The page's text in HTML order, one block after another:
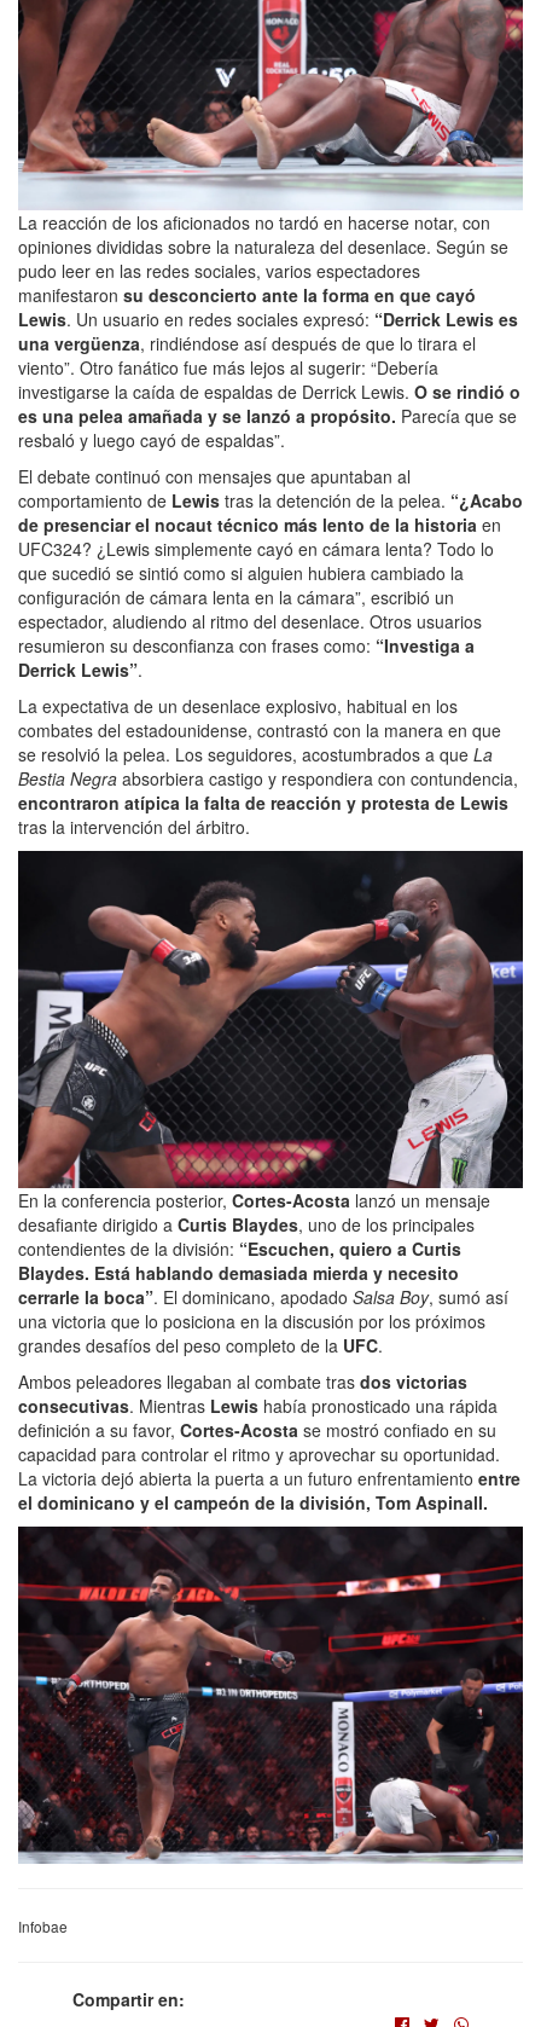
La reacción de los aficionados no tardó en hacerse notar, con
opiniones divididas sobre la naturaleza del desenlace. Según se
pudo leer en las redes sociales, varios espectadores
manifestaron su desconcierto ante la forma en que cayó
Lewis. Un usuario en redes sociales expresó: “Derrick Lewis es
una vergüenza, rindiéndose así después de que lo tirara el
viento”. Otro fanático fue más lejos al sugerir: “Debería
investigarse la caída de espaldas de Derrick Lewis. O se rindió o
es una pelea amañada y se lanzó a propósito. Parecía que se
resbaló y luego cayó de espaldas”.
El debate continuó con mensajes que apuntaban al
comportamiento de Lewis tras la detención de la pelea. “¿Acabo
de presenciar el nocaut técnico más lento de la historia en
UFC324? ¿Lewis simplemente cayó en cámara lenta? Todo lo
que sucedió se sintió como si alguien hubiera cambiado la
configuración de cámara lenta en la cámara”, escribió un
espectador, aludiendo al ritmo del desenlace. Otros usuarios
resumieron su desconfianza con frases como: “Investiga a
Derrick Lewis”.
La expectativa de un desenlace explosivo, habitual en los
combates del estadounidense, contrastó con la manera en que
se resolvió la pelea. Los seguidores, acostumbrados a que La
Bestia Negra absorbiera castigo y respondiera con contundencia,
encontraron atípica la falta de reacción y protesta de Lewis
tras la intervención del árbitro.
En la conferencia posterior, Cortes-Acosta lanzó un mensaje
desafiante dirigido a Curtis Blaydes, uno de los principales
contendientes de la división: “Escuchen, quiero a Curtis
Blaydes. Está hablando demasiada mierda y necesito
cerrarle la boca”. El dominicano, apodado Salsa Boy, sumó así
una victoria que lo posiciona en la discusión por los próximos
grandes desafíos del peso completo de la UFC.
Ambos peleadores llegaban al combate tras dos victorias
consecutivas. Mientras Lewis había pronosticado una rápida
definición a su favor, Cortes-Acosta se mostró confiado en su
capacidad para controlar el ritmo y aprovechar su oportunidad.
La victoria dejó abierta la puerta a un futuro enfrentamiento entre
el dominicano y el campeón de la división, Tom Aspinall.
Infobae
Compartir en: